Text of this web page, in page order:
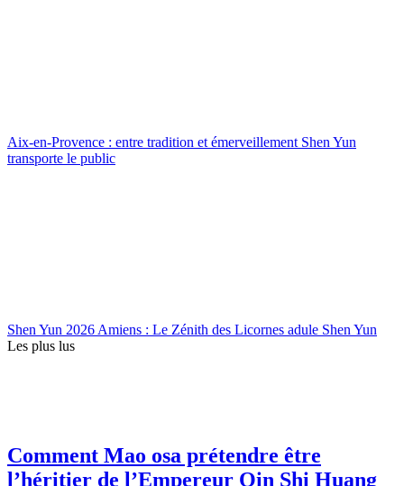
Aix-en-Provence : entre tradition et émerveillement Shen Yun
transporte le public
Shen Yun 2026 Amiens : Le Zénith des Licornes adule Shen Yun
Les plus lus
Comment Mao osa prétendre être
l’héritier de l’Empereur Qin Shi Huang